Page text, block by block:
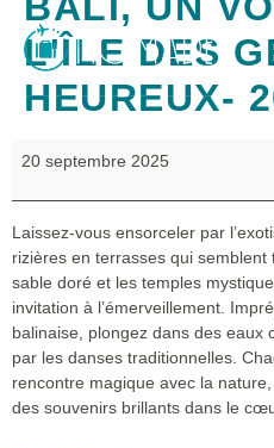
L'ÎLE DES
HEUREUX-
20 septembre 2025
Laissez-vous ensorceler par
rizières en terrasses qui
sable doré et les temples
invitation à l’émerveillement.
balinaise, plongez dans des eaux
par les danses traditionnelles.
rencontre magique avec la
des souvenirs brillants dans le